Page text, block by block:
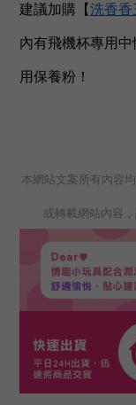
建議加購 【洗香香
內有飛機杯專用
用保養粉！
本網站文案所有內容
或轉載網站內容